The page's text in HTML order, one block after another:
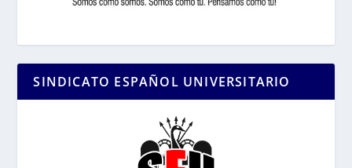
SINDICATO ESPAÑOL UNIVERSITARIO